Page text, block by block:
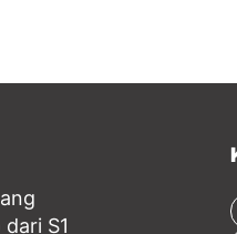
S1